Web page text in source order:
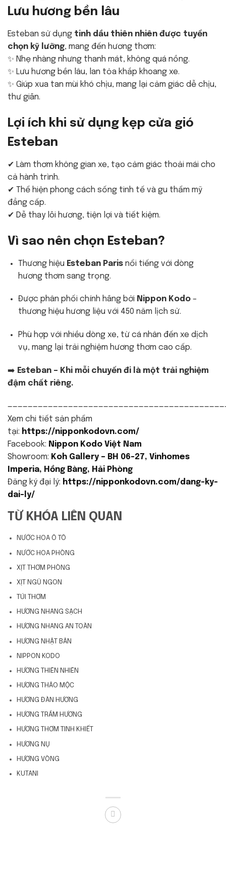
Lưu hương bền lâu
Esteban sử dụng tinh dầu thiên nhiên được tuyển
chọn kỹ lưỡng, mang đến hương thơm:
✨ Nhẹ nhàng nhưng thanh mát, không quá nồng.
✨ Lưu hương bền lâu, lan tỏa khắp khoang xe.
✨ Giúp xua tan mùi khó chịu, mang lại cảm giác dễ chịu,
thư giãn.
Lợi ích khi sử dụng kẹp cửa gió
Esteban
✔ Làm thơm không gian xe, tạo cảm giác thoải mái cho
cả hành trình.
✔ Thể hiện phong cách sống tinh tế và gu thẩm mỹ
đẳng cấp.
✔ Dễ thay lõi hương, tiện lợi và tiết kiệm.
Vì sao nên chọn Esteban?
Thương hiệu Esteban Parisnổi tiếng với dòng
hương thơm sang trọng.
Được phân phối chính hãng bởi Nippon Kodo–
thương hiệu hương liệu với 450 năm lịch sử.
Phù hợp với nhiều dòng xe, từ cá nhân đến xe dịch
vụ, mang lại trải nghiệm hương thơm cao cấp.
➡️ Esteban – Khi mỗi chuyến đi là một trải nghiệm
đậm chất riêng.
Xem chi tiết sản phẩm
tại: https://nipponkodovn.com/
Facebook: Nippon Kodo Việt Nam
Showroom: Koh Gallery – BH 06-27, Vinhomes
Imperia, Hồng Bàng, Hải Phòng
Đăng ký đại lý: https://nipponkodovn.com/dang-ky-
dai-ly/
TỪ KHÓA LIÊN QUAN
NƯỚC HOA Ô TÔ
NƯỚC HOA PHÒNG
XỊT THƠM PHÒNG
XỊT NGỦ NGON
TÚI THƠM
HƯƠNG NHANG SẠCH
HƯƠNG NHANG AN TOÀN
HƯƠNG NHẬT BẢN
NIPPON KODO
HƯƠNG THIÊN NHIÊN
HƯƠNG THẢO MỘC
HƯƠNG ĐÀN HƯƠNG
HƯƠNG TRẦM HƯƠNG
HƯƠNG THƠM TINH KHIẾT
HƯƠNG NỤ
HƯƠNG VÒNG
KUTANI